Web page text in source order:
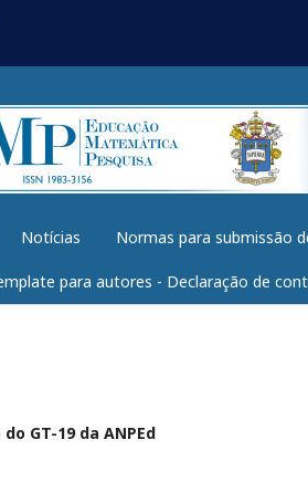
Notícias Normas para submissão
para autores - Declaração de
GT-19 da ANPEd